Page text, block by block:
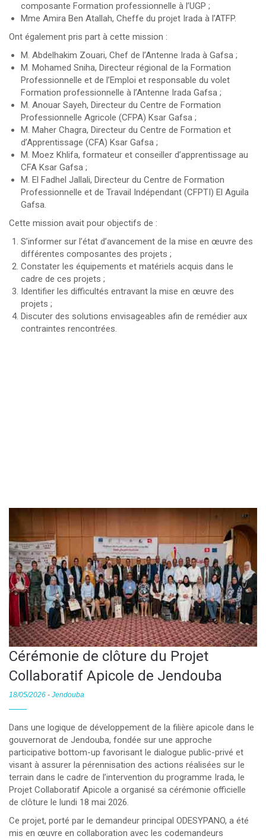
composante Formation professionnelle à l’UGP ;
Mme Amira Ben Atallah, Cheffe du projet Irada à l’ATFP.
Ont également pris part à cette mission :
M. Abdelhakim Zouari, Chef de l’Antenne Irada à Gafsa ;
M. Mohamed Sniha, Directeur régional de la Formation
Professionnelle et de l’Emploi et responsable du volet
Formation professionnelle à l’Antenne Irada Gafsa ;
M. Anouar Sayeh, Directeur du Centre de Formation
Professionnelle Agricole (CFPA) Ksar Gafsa ;
M. Maher Chagra, Directeur du Centre de Formation et
d’Apprentissage (CFA) Ksar Gafsa ;
M. Moez Khlifa, formateur et conseiller d’apprentissage au
CFA Ksar Gafsa ;
M. El Fadhel Jallali, Directeur du Centre de Formation
Professionnelle et de Travail Indépendant (CFPTI) El Aguila
Gafsa.
Cette mission avait pour objectifs de :
S’informer sur l’état d’avancement de la mise en œuvre des
différentes composantes des projets ;
Constater les équipements et matériels acquis dans le
cadre de ces projets ;
Identifier les difficultés entravant la mise en œuvre des
projets ;
Discuter des solutions envisageables afin de remédier aux
contraintes rencontrées.
Cérémonie de clôture du Projet
Collaboratif Apicole de Jendouba
18/05/2026 - Jendouba
Dans une logique de développement de la filière apicole dans le
gouvernorat de Jendouba, fondée sur une approche
participative bottom-up favorisant le dialogue public-privé et
visant à assurer la pérennisation des actions réalisées sur le
terrain dans le cadre de l’intervention du programme Irada, le
Projet Collaboratif Apicole a organisé sa cérémonie officielle
de clôture le lundi 18 mai 2026.
Ce projet, porté par le demandeur principal ODESYPANO, a été
mis en œuvre en collaboration avec les codemandeurs